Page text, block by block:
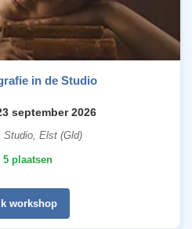
in de Studio
september 2026
Studio, Elst (Gld)
5 plaatsen
workshop